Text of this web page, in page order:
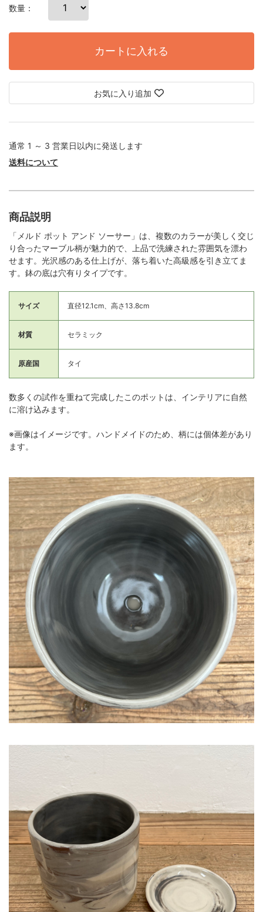
数量：
カートに入れる
お気に入り追加
通常 1 ～ 3 営業日以内に発送します
送料について
商品説明
「メルド ポット アンド ソーサー」は、複数のカラーが美しく交じ
り合ったマーブル柄が魅力的で、上品で洗練された雰囲気を漂わ
せます。光沢感のある仕上げが、落ち着いた高級感を引き立てま
す。鉢の底は穴有りタイプです。
サイズ 直径12.1cm、高さ13.8cm
材質 セラミック
原産国 タイ
数多くの試作を重ねて完成したこのポットは、インテリアに自然
に溶け込みます。
※画像はイメージです。ハンドメイドのため、柄には個体差があり
ます。